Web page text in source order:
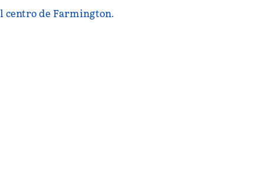
centro de Farmington.